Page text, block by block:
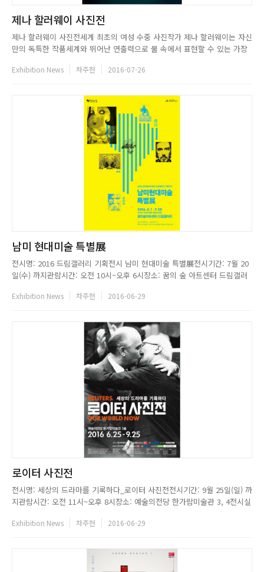
제나 할러웨이 사진전
제나 할러웨이 사진전세계 최초의 여성 수중 사진작가 제나 할러웨이는 자신
만의 독특한 작품세계와 뛰어난 연출력으로 물 속에서 표현할 수 있는 가장
지를 결합해 틈새시장을 개척해온 그녀는 전 세계 최초로 단독 전시회를 하
Exhibition News 차주헌 2016-07-26
남미 현대미술 특별展
전시명: 2016 드림갤러리 기획전시 남미 현대미술 특별展전시기간: 7월 20
일(수) 까지관람시간: 오전 10시~오후 6시장소: 꿈의 숲 아트센터 드림갤러
Exhibition News 차주헌 2016-06-29
로이터 사진전
전시명: 세상의 드라마를 기록하다_로이터 사진전전시기간: 9월 25일(일) 까
지관람시간: 오전 11시~오후 8시장소: 예술의전당 한가람미술관 3, 4전시실
Exhibition News 차주헌 2016-06-29